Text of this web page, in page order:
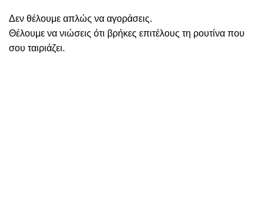
Δεν θέλουμε απλώς να αγοράσεις.
Θέλουμε να νιώσεις ότι βρήκες επιτέλους τη ρουτίνα που
σου ταιριάζει.